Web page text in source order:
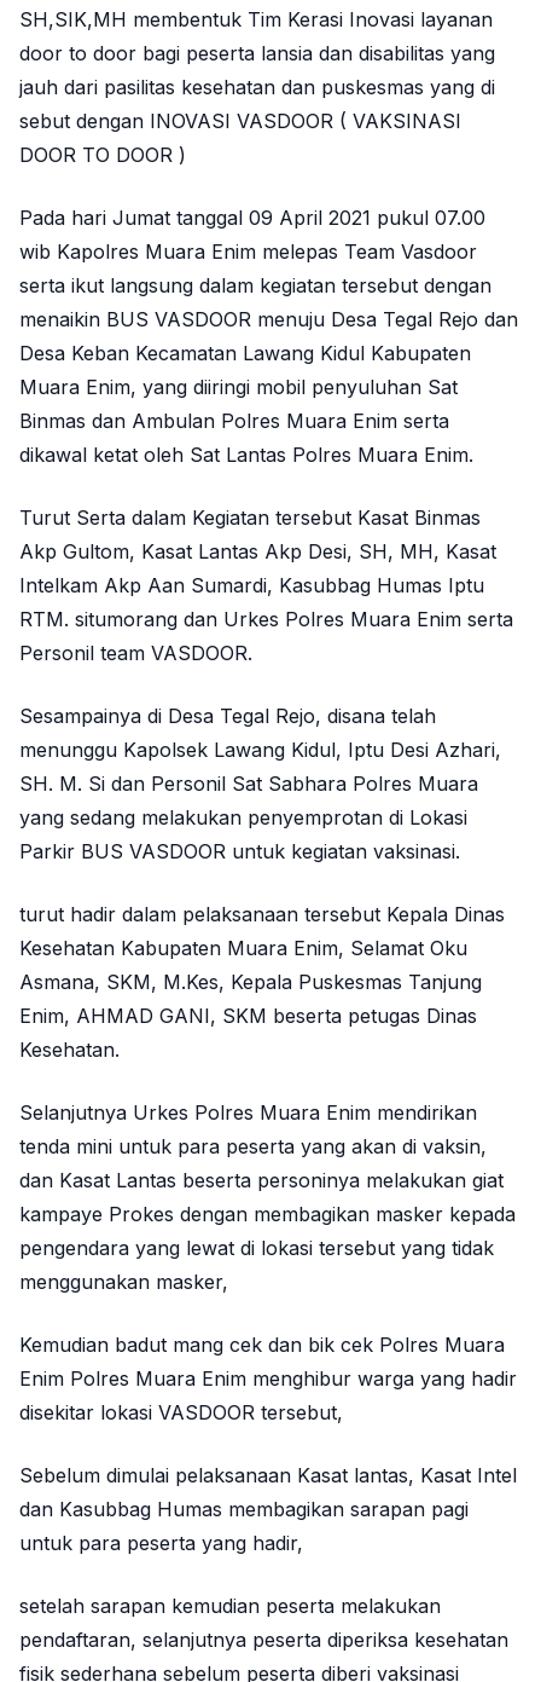
SH,SIK,MH membentuk Tim Kerasi Inovasi layanan
door to door bagi peserta lansia dan disabilitas yang
jauh dari pasilitas kesehatan dan puskesmas yang di
sebut dengan INOVASI VASDOOR ( VAKSINASI
DOOR TO DOOR )
Pada hari Jumat tanggal 09 April 2021 pukul 07.00
wib Kapolres Muara Enim melepas Team Vasdoor
serta ikut langsung dalam kegiatan tersebut dengan
menaikin BUS VASDOOR menuju Desa Tegal Rejo dan
Desa Keban Kecamatan Lawang Kidul Kabupaten
Muara Enim, yang diiringi mobil penyuluhan Sat
Binmas dan Ambulan Polres Muara Enim serta
dikawal ketat oleh Sat Lantas Polres Muara Enim.
Turut Serta dalam Kegiatan tersebut Kasat Binmas
Akp Gultom, Kasat Lantas Akp Desi, SH, MH, Kasat
Intelkam Akp Aan Sumardi, Kasubbag Humas Iptu
RTM. situmorang dan Urkes Polres Muara Enim serta
Personil team VASDOOR.
Sesampainya di Desa Tegal Rejo, disana telah
menunggu Kapolsek Lawang Kidul, Iptu Desi Azhari,
SH. M. Si dan Personil Sat Sabhara Polres Muara
yang sedang melakukan penyemprotan di Lokasi
Parkir BUS VASDOOR untuk kegiatan vaksinasi.
turut hadir dalam pelaksanaan tersebut Kepala Dinas
Kesehatan Kabupaten Muara Enim, Selamat Oku
Asmana, SKM, M.Kes, Kepala Puskesmas Tanjung
Enim, AHMAD GANI, SKM beserta petugas Dinas
Kesehatan.
Selanjutnya Urkes Polres Muara Enim mendirikan
tenda mini untuk para peserta yang akan di vaksin,
dan Kasat Lantas beserta personinya melakukan giat
kampaye Prokes dengan membagikan masker kepada
pengendara yang lewat di lokasi tersebut yang tidak
menggunakan masker,
Kemudian badut mang cek dan bik cek Polres Muara
Enim Polres Muara Enim menghibur warga yang hadir
disekitar lokasi VASDOOR tersebut,
Sebelum dimulai pelaksanaan Kasat lantas, Kasat Intel
dan Kasubbag Humas membagikan sarapan pagi
untuk para peserta yang hadir,
setelah sarapan kemudian peserta melakukan
pendaftaran, selanjutnya peserta diperiksa kesehatan
fisik sederhana sebelum peserta diberi vaksinasi